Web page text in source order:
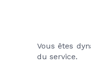
Vous êtes
du service.